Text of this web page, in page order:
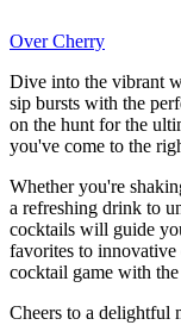
Over Cherry
Dive into the vibrant
sip bursts with the
on the hunt for the
you've come to the
Whether you're
a refreshing drink to
cocktails will guide
favorites to innovative
cocktail game with
Cheers to a delightful